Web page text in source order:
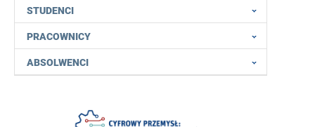
STUDENCI
PRACOWNICY
ABSOLWENCI